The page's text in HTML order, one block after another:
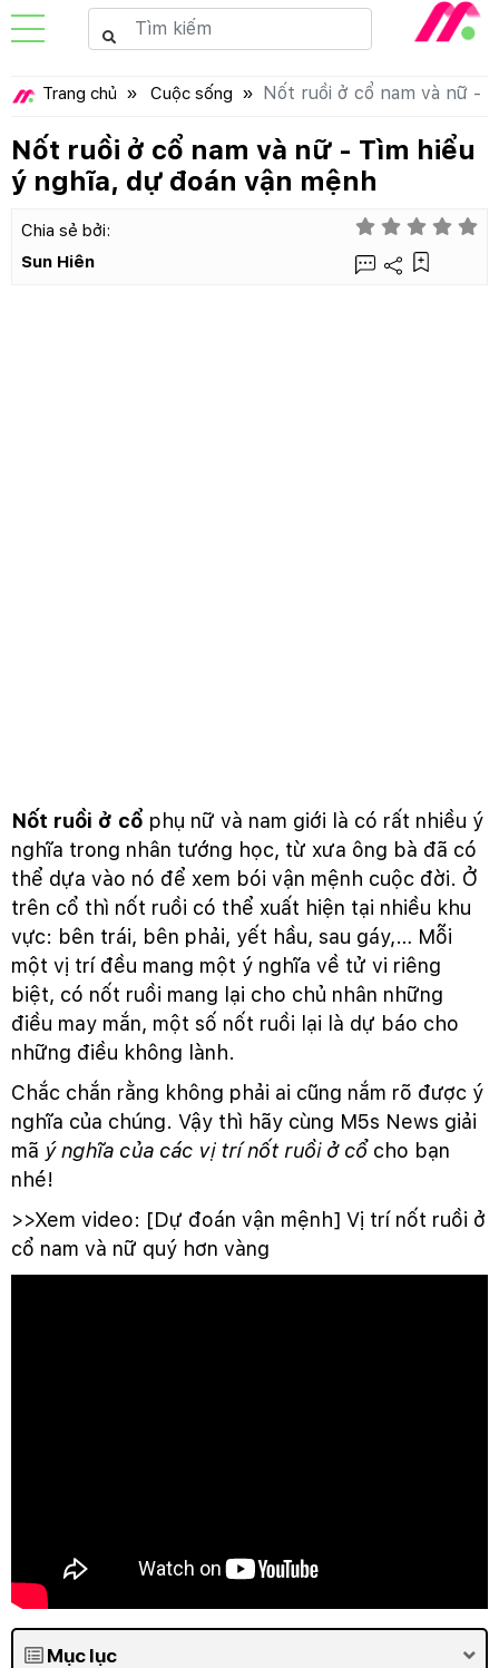
Trang chủ Cuộc sống Nốt ruồi ở cổ nam và nữ -
Nốt ruồi ở cổ nam và nữ - Tìm hiểu
ý nghĩa, dự đoán vận mệnh
Chia sẻ bởi:
Sun Hiên
Nốt ruồi ở cổ phụ nữ và nam giới là có rất nhiều ý
nghĩa trong nhân tướng học, từ xưa ông bà đã có
thể dựa vào nó để xem bói vận mệnh cuộc đời. Ở
trên cổ thì nốt ruồi có thể xuất hiện tại nhiều khu
vực: bên trái, bên phải, yết hầu, sau gáy,… Mỗi
một vị trí đều mang một ý nghĩa về tử vi riêng
biệt, có nốt ruồi mang lại cho chủ nhân những
điều may mắn, một số nốt ruồi lại là dự báo cho
những điều không lành.
Chắc chắn rằng không phải ai cũng nắm rõ được ý
nghĩa của chúng. Vậy thì hãy cùng M5s News giải
mã ý nghĩa của các vị trí nốt ruồi ở cổcho bạn
nhé!
>>Xem video: [Dự đoán vận mệnh] Vị trí nốt ruồi ở
cổ nam và nữ quý hơn vàng
Mục lục